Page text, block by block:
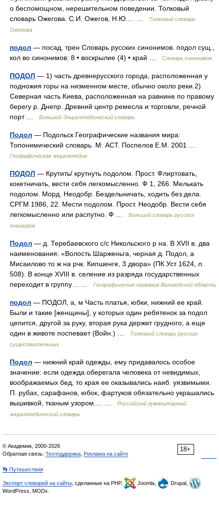
о беспомощном, нерешительном поведении. Толковый
словарь Ожегова. С.И. Ожегов, Н.Ю.… …
Толковый словарь
Ожегова
подол — посад, трен Словарь русских синонимов. подол сущ.,
кол во синонимов: 8 • воскрылие (4) • край …
Словарь синонимов
ПОДОЛ — 1) часть древнерусского города, расположенная у
подножия горы на низменном месте, обычно около реки.2)
Северная часть Киева, расположенная на равнине по правому
берегу р. Днепр. Древний центр ремесла и торговли, речной
порт …
Большой Энциклопедический словарь
Подол — Подольск Географические названия мира:
Топонимический словарь. М: АСТ. Поспелов Е.М. 2001 …
Географическая энциклопедия
ПОДОЛ — Крутить/ крутнуть подолом. Прост. Флиртовать,
кокетничать, вести себя легкомысленно. Ф 1, 266. Мелькать
подолом. Морд. Неодобр. Бездельничать, ходить без дела.
СРГМ 1986, 22. Мести подолом. Прост. Неодобр. Вести себя
легкомысленно или распутно. Ф …
Большой словарь русских
поговорок
Подол — д. Теребаевского с/с Никольского р на. В XVII в. два
наименования: «Волость Шарженьга, черная д. Подол, а
Мисаилово то ж на рчк. Кипшенге, 3 двора» (ПК Уст 1624, л.
508). В конце XVIII в. селение из разряда государственных
переходит в группу… …
Географические названия Вологодской области
подол — ПОДОЛ, а, м Часть платья, юбки, нижний ее край.
Были и такие [женщины], у которых один ребятенок за подол
цепится, другой за руку, вторая рука держит грудного, а еще
один в животе поспевает (Войн.) …
Толковый словарь русских
существительных
Подол — нижний край одежды, ему придавалось особое
значение: если одежда оберегала человека от невидимых,
воображаемых бед, то края ее оказывались наиб. уязвимыми.
П. рубах, сарафанов, юбок, фартуков обязательно украшались
вышивкой, тканым узором.… …
Российский гуманитарный
энциклопедический словарь
18+
© Академик, 2000-2026
Обратная связь: Техподдержка Реклама на сайте
👣 Путешествия
Экспорт словарей на сайты , сделанные на PHP, Joomla,
Drupal,
WordPress, MODx.